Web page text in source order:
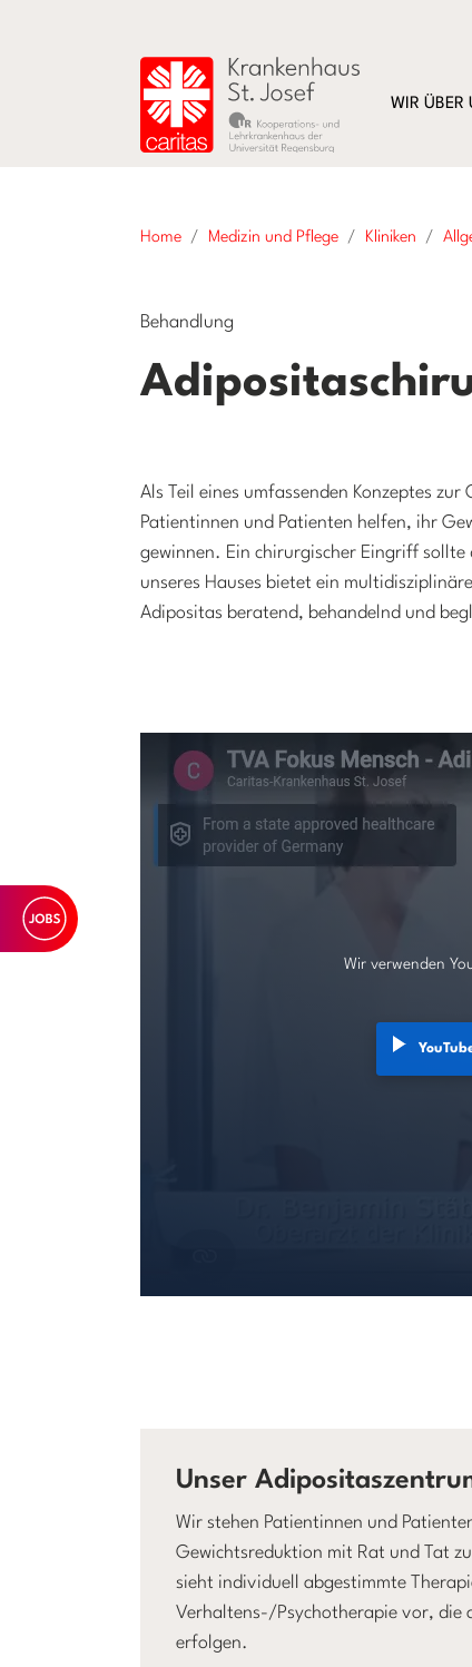
WIR ÜBER
Home Medizin und Pflege Kliniken
Behandlung
Als Teil eines umfassenden Konzeptes
Patientinnen und Patienten helfen, ihr
gewinnen. Ein chirurgischer Eingriff
unseres Hauses bietet ein
Adipositas beratend, behandelnd und
Wir verwenden
Unser
Wir stehen Patientinnen und
Gewichtsreduktion mit Rat und Tat
sieht individuell abgestimmte
Verhaltens-/Psychotherapie vor, die
erfolgen.